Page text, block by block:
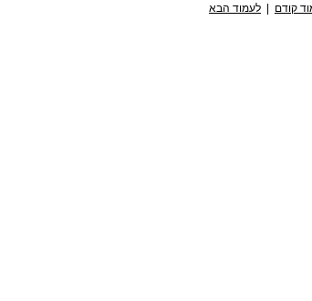
קודם | לעמוד הבא